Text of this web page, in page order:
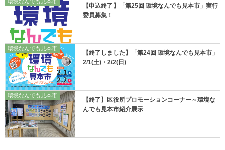
環境なんでも見本市
【申込終了】「第25回 環境なんでも見本市」実行
委員募集！
環境なんでも見本市
【終了しました】「第24回 環境なんでも見本市」
2/1(土)・2/2(日)
環境なんでも見本市
【終了】区役所プロモーションコーナー～環境な
んでも見本市紹介展示